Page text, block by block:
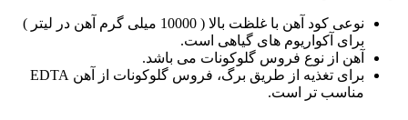
نوعی کود آهن با غلظت بالا ( 10000 میلی گرم آهن در لیتر )
برای آکواریوم های گیاهی است.
آهن از نوع فروس گلوکونات می باشد.
برای تغذیه از طریق برگ، فروس گلوکونات از آهن EDTA
مناسب تر است.